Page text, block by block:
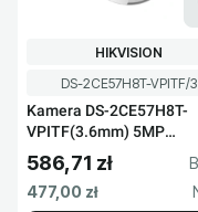
Kod produktu
DS-2CE57H8T-VPITF/3
Kamera DS-2CE57H8T-
VPITF(3.6mm) 5MP
Hikvision
PRODUCENT
HIKVISION
Cena brutto
586,71 zł
Cena netto
477,00 zł